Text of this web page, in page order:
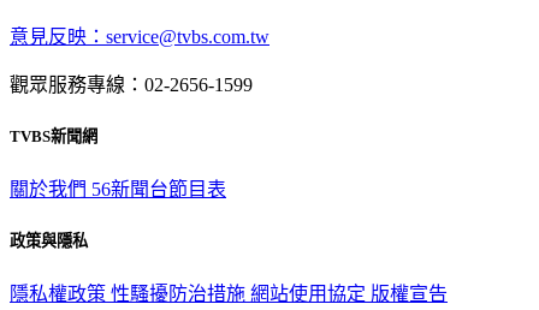
意見反映：service@tvbs.com.tw
觀眾服務專線：02-2656-1599
TVBS新聞網
關於我們 56新聞台節目表
政策與隱私
隱私權政策 性騷擾防治措施 網站使用協定 版權宣告